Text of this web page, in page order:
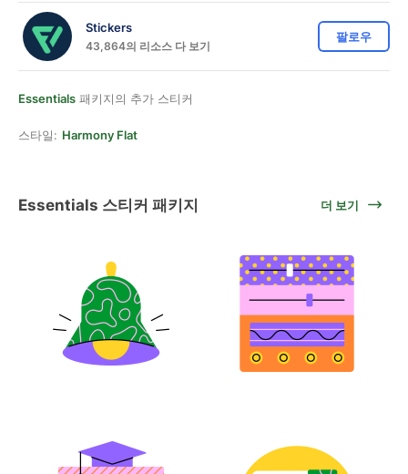
Stickers
43,864의 리소스 다 보기
팔로우
Essentials 패키지의 추가 스티커
스타일: Harmony Flat
Essentials 스티커 패키지 더 보기